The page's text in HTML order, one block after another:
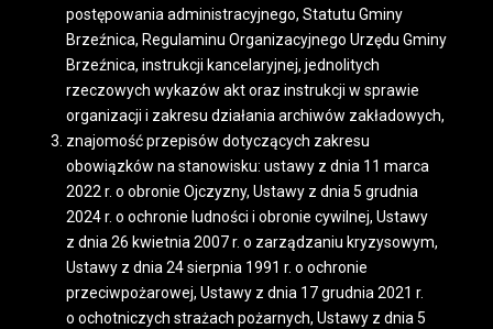
postępowania administracyjnego, Statutu Gminy
Brzeźnica, Regulaminu Organizacyjnego Urzędu Gminy
Brzeźnica, instrukcji kancelaryjnej, jednolitych
rzeczowych wykazów akt oraz instrukcji w sprawie
organizacji i zakresu działania archiwów zakładowych,
znajomość przepisów dotyczących zakresu
obowiązków na stanowisku: ustawy z dnia 11 marca
2022 r. o obronie Ojczyzny, Ustawy z dnia 5 grudnia
2024 r. o ochronie ludności i obronie cywilnej, Ustawy
z dnia 26 kwietnia 2007 r. o zarządzaniu kryzysowym,
Ustawy z dnia 24 sierpnia 1991 r. o ochronie
przeciwpożarowej, Ustawy z dnia 17 grudnia 2021 r.
o ochotniczych strażach pożarnych, Ustawy z dnia 5